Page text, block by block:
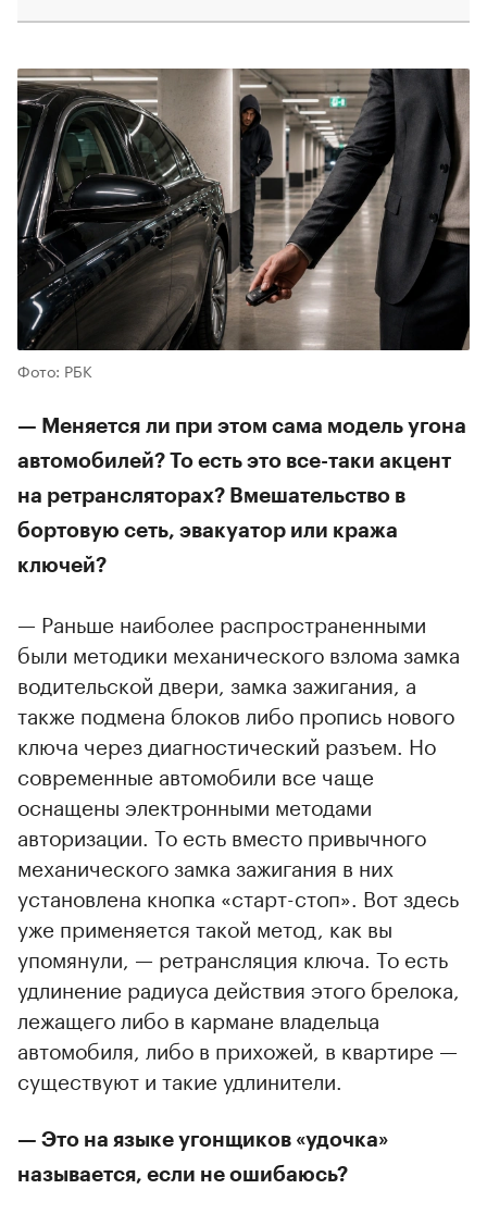
Фото: РБК
— Меняется ли при этом сама модель угона
автомобилей? То есть это все-таки акцент
на ретрансляторах? Вмешательство в
бортовую сеть, эвакуатор или кража
ключей?
— Раньше наиболее распространенными
были методики механического взлома замка
водительской двери, замка зажигания, а
также подмена блоков либо пропись нового
ключа через диагностический разъем. Но
современные автомобили все чаще
оснащены электронными методами
авторизации. То есть вместо привычного
механического замка зажигания в них
установлена кнопка «старт-стоп». Вот здесь
уже применяется такой метод, как вы
упомянули, — ретрансляция ключа. То есть
удлинение радиуса действия этого брелока,
лежащего либо в кармане владельца
автомобиля, либо в прихожей, в квартире —
существуют и такие удлинители.
— Это на языке угонщиков «удочка»
называется, если не ошибаюсь?